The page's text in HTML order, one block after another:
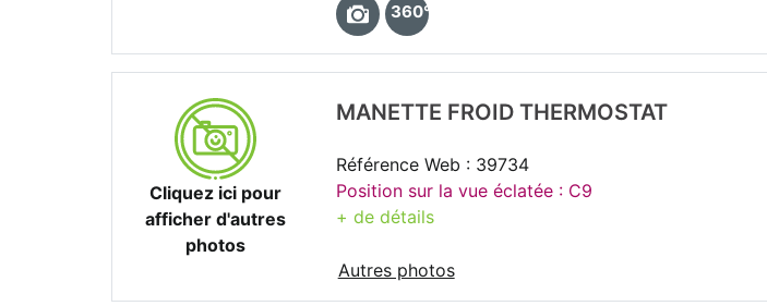
360°
Cliquez ici pour
afficher d'autres
photos
MANETTE FROID THERMOSTAT
Référence Web : 39734
Position sur la vue éclatée : C9
+ de détails
Autres photos